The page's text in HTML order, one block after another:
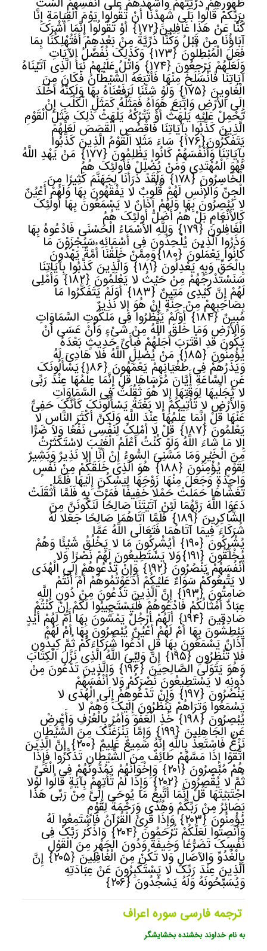
بِرَبِّکُمْ قَالُوا بَلَى شَهِدْنَا أَنْ تَقُولُوا یَوْمَ الْقِیَامَةِ إِنَّا
کُنَّا عَنْ هَذَا غَافِلِینَ﴿١٧٢﴾ أَوْ تَقُولُوا إِنَّمَا أَشْرَکَ
آبَاؤُنَا مِنْ قَبْلُ وَکُنَّا ذُرِّیَّةً مِنْ بَعْدِهِمْ أَفَتُهْلِکُنَا بِمَا
فَعَلَ الْمُبْطِلُونَ ﴿١٧٣﴾ وَکَذَلِکَ نُفَصِّلُ الآیَاتِ
وَلَعَلَّهُمْ یَرْجِعُونَ﴿١٧٤﴾ وَاتْلُ عَلَیْهِمْ نَبَأَ الَّذِی آتَیْنَاهُ
آیَاتِنَا فَانْسَلَخَ مِنْهَا فَأَتْبَعَهُ الشَّیْطَانُ فَکَانَ مِنَ
الْغَاوِینَ ﴿١٧٥﴾ وَلَوْ شِئْنَا لَرَفَعْنَاهُ بِهَا وَلَکِنَّهُ أَخْلَدَ
إِلَى الأرْضِ وَاتَّبَعَ هَوَاهُ فَمَثَلُهُ کَمَثَلِ الْکَلْبِ إِنْ
تَحْمِلْ عَلَیْهِ یَلْهَثْ أَوْ تَتْرُکْهُ یَلْهَثْ ذَلِکَ مَثَلُ الْقَوْمِ
الَّذِینَ کَذَّبُوا بِآیَاتِنَا فَاقْصُصِ الْقَصَصَ لَعَلَّهُمْ
یَتَفَکَّرُونَ﴿١٧٦﴾ سَاءَ مَثَلا الْقَوْمُ الَّذِینَ کَذَّبُوا
بِآیَاتِنَا وَأَنْفُسَهُمْ کَانُوا یَظْلِمُونَ﴿١٧٧﴾ مَنْ یَهْدِ اللَّهُ
فَهُوَ الْمُهْتَدِی وَمَنْ یُضْلِلْ فَأُولَئِکَ هُمُ
الْخَاسِرُونَ﴿١٧٨﴾ وَلَقَدْ ذَرَأْنَا لِجَهَنَّمَ کَثِیرًا مِنَ
الْجِنِّ وَالإنْسِ لَهُمْ قُلُوبٌ لا یَفْقَهُونَ بِهَا وَلَهُمْ أَعْیُنٌ
لا یُبْصِرُونَ بِهَا وَلَهُمْ آذَانٌ لا یَسْمَعُونَ بِهَا أُولَئِکَ
کَالأنْعَامِ بَلْ هُمْ أَضَلُّ أُولَئِکَ هُمُ
الْغَافِلُونَ﴿١٧٩﴾ وَلِلَّهِ الأسْمَاءُ الْحُسْنَى فَادْعُوهُ بِهَا
وَذَرُوا الَّذِینَ یُلْحِدُونَ فِی أَسْمَائِهِ سَیُجْزَوْنَ مَا
کَانُوا یَعْمَلُونَ﴿١٨٠﴾ وَمِمَّنْ خَلَقْنَا أُمَّةٌ یَهْدُونَ
بِالْحَقِّ وَبِهِ یَعْدِلُونَ ﴿١٨١﴾ وَالَّذِینَ کَذَّبُوا بِآیَاتِنَا
سَنَسْتَدْرِجُهُمْ مِنْ حَیْثُ لا یَعْلَمُونَ ﴿١٨٢﴾ وَأُمْلِی
لَهُمْ إِنَّ کَیْدِی مَتِینٌ﴿١٨٣﴾ أَوَلَمْ یَتَفَکَّرُوا مَا
بِصَاحِبِهِمْ مِنْ جِنَّةٍ إِنْ هُوَ إِلا نَذِیرٌ
مُبِینٌ﴿١٨٤﴾ أَوَلَمْ یَنْظُرُوا فِی مَلَکُوتِ السَّمَاوَاتِ
وَالأرْضِ وَمَا خَلَقَ اللَّهُ مِنْ شَیْءٍ وَأَنْ عَسَى أَنْ
یَکُونَ قَدِ اقْتَرَبَ أَجَلُهُمْ فَبِأَیِّ حَدِیثٍ بَعْدَهُ
یُؤْمِنُونَ﴿١٨٥﴾ مَنْ یُضْلِلِ اللَّهُ فَلا هَادِیَ لَهُ
وَیَذَرُهُمْ فِی طُغْیَانِهِمْ یَعْمَهُونَ﴿١٨٦﴾ یَسْأَلُونَکَ
عَنِ السَّاعَةِ أَیَّانَ مُرْسَاهَا قُلْ إِنَّمَا عِلْمُهَا عِنْدَ رَبِّی
لا یُجَلِّیهَا لِوَقْتِهَا إِلا هُوَ ثَقُلَتْ فِی السَّمَاوَاتِ
وَالأرْضِ لا تَأْتِیکُمْ إِلا بَغْتَةً یَسْأَلُونَکَ کَأَنَّکَ حَفِیٌّ
عَنْهَا قُلْ إِنَّمَا عِلْمُهَا عِنْدَ اللَّهِ وَلَکِنَّ أَکْثَرَ النَّاسِ لا
یَعْلَمُونَ ﴿١٨٧﴾ قُلْ لا أَمْلِکُ لِنَفْسِی نَفْعًا وَلا ضَرًّا
إِلا مَا شَاءَ اللَّهُ وَلَوْ کُنْتُ أَعْلَمُ الْغَیْبَ لاسْتَکْثَرْتُ
مِنَ الْخَیْرِ وَمَا مَسَّنِیَ السُّوءُ إِنْ أَنَا إِلا نَذِیرٌ وَبَشِیرٌ
لِقَوْمٍ یُؤْمِنُونَ ﴿١٨٨﴾ هُوَ الَّذِی خَلَقَکُمْ مِنْ نَفْسٍ
وَاحِدَةٍ وَجَعَلَ مِنْهَا زَوْجَهَا لِیَسْکُنَ إِلَیْهَا فَلَمَّا
تَغَشَّاهَا حَمَلَتْ حَمْلا خَفِیفًا فَمَرَّتْ بِهِ فَلَمَّا أَثْقَلَتْ
دَعَوَا اللَّهَ رَبَّهُمَا لَئِنْ آتَیْتَنَا صَالِحًا لَنَکُونَنَّ مِنَ
الشَّاکِرِینَ﴿١٨٩﴾ فَلَمَّا آتَاهُمَا صَالِحًا جَعَلا لَهُ
شُرَکَاءَ فِیمَا آتَاهُمَا فَتَعَالَى اللَّهُ عَمَّا
یُشْرِکُونَ﴿١٩٠﴾ أَیُشْرِکُونَ مَا لا یَخْلُقُ شَیْئًا وَهُمْ
یُخْلَقُونَ ﴿١٩١﴾ وَلا یَسْتَطِیعُونَ لَهُمْ نَصْرًا وَلا
أَنْفُسَهُمْ یَنْصُرُونَ ﴿١٩٢﴾ وَإِنْ تَدْعُوهُمْ إِلَى الْهُدَى
لا یَتَّبِعُوکُمْ سَوَاءٌ عَلَیْکُمْ أَدَعَوْتُمُوهُمْ أَمْ أَنْتُمْ
صَامِتُونَ﴿١٩٣﴾ إِنَّ الَّذِینَ تَدْعُونَ مِنْ دُونِ اللَّهِ
عِبَادٌ أَمْثَالُکُمْ فَادْعُوهُمْ فَلْیَسْتَجِیبُوا لَکُمْ إِنْ کُنْتُمْ
صَادِقِینَ ﴿١٩٤﴾ أَلَهُمْ أَرْجُلٌ یَمْشُونَ بِهَا أَمْ لَهُمْ أَیْدٍ
یَبْطِشُونَ بِهَا أَمْ لَهُمْ أَعْیُنٌ یُبْصِرُونَ بِهَا أَمْ لَهُمْ
آذَانٌ یَسْمَعُونَ بِهَا قُلِ ادْعُوا شُرَکَاءَکُمْ ثُمَّ کِیدُونِ
فَلا تُنْظِرُونِ﴿١٩٥﴾ إِنَّ وَلِیِّیَ اللَّهُ الَّذِی نَزَّلَ الْکِتَابَ
وَهُوَ یَتَوَلَّى الصَّالِحِینَ ﴿١٩٦﴾ وَالَّذِینَ تَدْعُونَ مِنْ
دُونِهِ لا یَسْتَطِیعُونَ نَصْرَکُمْ وَلا أَنْفُسَهُمْ
یَنْصُرُونَ﴿١٩٧﴾ وَإِنْ تَدْعُوهُمْ إِلَى الْهُدَى لا
یَسْمَعُوا وَتَرَاهُمْ یَنْظُرُونَ إِلَیْکَ وَهُمْ لا
یُبْصِرُونَ ﴿١٩٨﴾ خُذِ الْعَفْوَ وَأْمُرْ بِالْعُرْفِ وَأَعْرِضْ
عَنِ الْجَاهِلِینَ ﴿١٩٩﴾ وَإِمَّا یَنْزَغَنَّکَ مِنَ الشَّیْطَانِ
نَزْغٌ فَاسْتَعِذْ بِاللَّهِ إِنَّهُ سَمِیعٌ عَلِیمٌ ﴿٢٠٠﴾ إِنَّ الَّذِینَ
اتَّقَوْا إِذَا مَسَّهُمْ طَائِفٌ مِنَ الشَّیْطَانِ تَذَکَّرُوا فَإِذَا
هُمْ مُبْصِرُونَ﴿٢٠١﴾ وَإِخْوَانُهُمْ یَمُدُّونَهُمْ فِی الْغَیِّ
ثُمَّ لا یُقْصِرُونَ ﴿٢٠٢﴾ وَإِذَا لَمْ تَأْتِهِمْ بِآیَةٍ قَالُوا لَوْلا
اجْتَبَیْتَهَا قُلْ إِنَّمَا أَتَّبِعُ مَا یُوحَى إِلَیَّ مِنْ رَبِّی هَذَا
بَصَائِرُ مِنْ رَبِّکُمْ وَهُدًى وَرَحْمَةٌ لِقَوْمٍ
یُؤْمِنُونَ﴿٢٠٣﴾ وَإِذَا قُرِئَ الْقُرْآنُ فَاسْتَمِعُوا لَهُ
وَأَنْصِتُوا لَعَلَّکُمْ تُرْحَمُونَ﴿٢٠٤﴾ وَاذْکُرْ رَبَّکَ فِی
نَفْسِکَ تَضَرُّعًا وَخِیفَةً وَدُونَ الْجَهْرِ مِنَ الْقَوْلِ
بِالْغُدُوِّ وَالآصَالِ وَلا تَکُنْ مِنَ الْغَافِلِینَ﴿٢٠٥﴾ إِنَّ
الَّذِینَ عِنْدَ رَبِّکَ لا یَسْتَکْبِرُونَ عَنْ عِبَادَتِهِ
وَیُسَبِّحُونَهُ وَلَهُ یَسْجُدُونَ﴿٢٠٦﴾
ترجمه فارسی سوره اعراف
به نام خداوند بخشنده بخشایشگر